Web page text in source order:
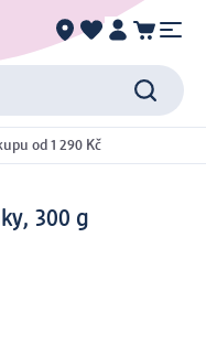
od 1 290 Kč
300 g